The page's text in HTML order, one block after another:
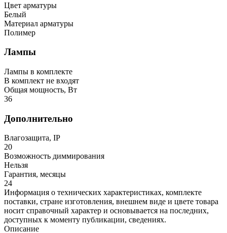
Цвет арматуры
Белый
Материал арматуры
Полимер
Лампы
Лампы в комплекте
В комплект не входят
Общая мощность, Вт
36
Дополнительно
Влагозащита, IP
20
Возможность диммирования
Нельзя
Гарантия, месяцы
24
Информация о технических характеристиках, комплекте
поставки, стране изготовления, внешнем виде и цвете товара
носит справочный характер и основывается на последних,
доступных к моменту публикации, сведениях.
Описание